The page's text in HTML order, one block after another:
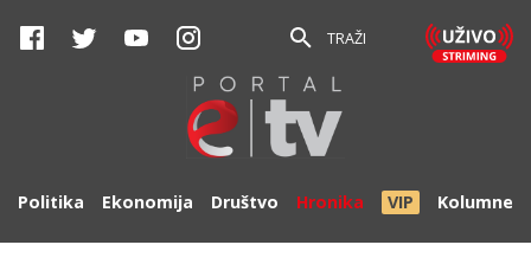
TRAŽI
Politika Ekonomija Društvo Hronika VIP Kolumne